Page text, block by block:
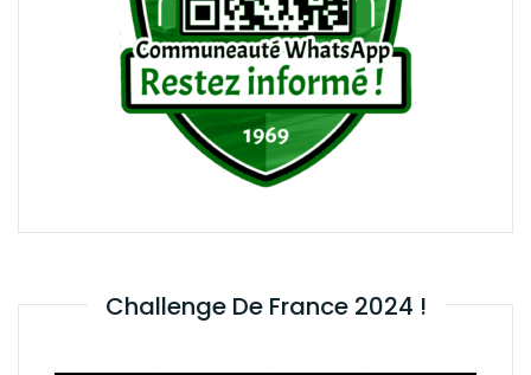
Challenge De France 2024 !